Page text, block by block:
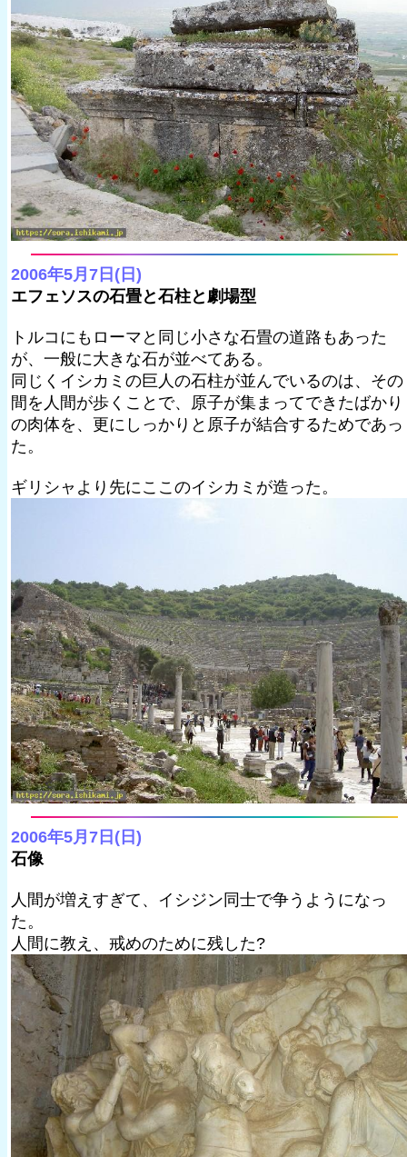
2006年5月7日(日)
エフェソスの石畳と石柱と劇場型
トルコにもローマと同じ小さな石畳の道路もあった
が、一般に大きな石が並べてある。
同じくイシカミの巨人の石柱が並んでいるのは、その
間を人間が歩くことで、原子が集まってできたばかり
の肉体を、更にしっかりと原子が結合するためであっ
た。
ギリシャより先にここのイシカミが造った。
2006年5月7日(日)
石像
人間が増えすぎて、イシジン同士で争うようになっ
た。
人間に教え、戒めのために残した?